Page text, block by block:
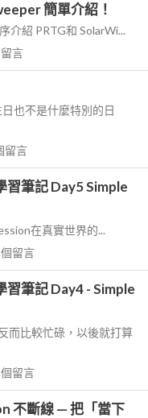
簡單介紹！
介紹 PRTG和 SolarWi...
言
也不是什麼特別的日
留言
筆記 Day5 Simple
在真實世界的...
個留言
筆記 Day4 - Simple
而比較忙碌，以後就打算
個留言
不斷線 — 把「當下